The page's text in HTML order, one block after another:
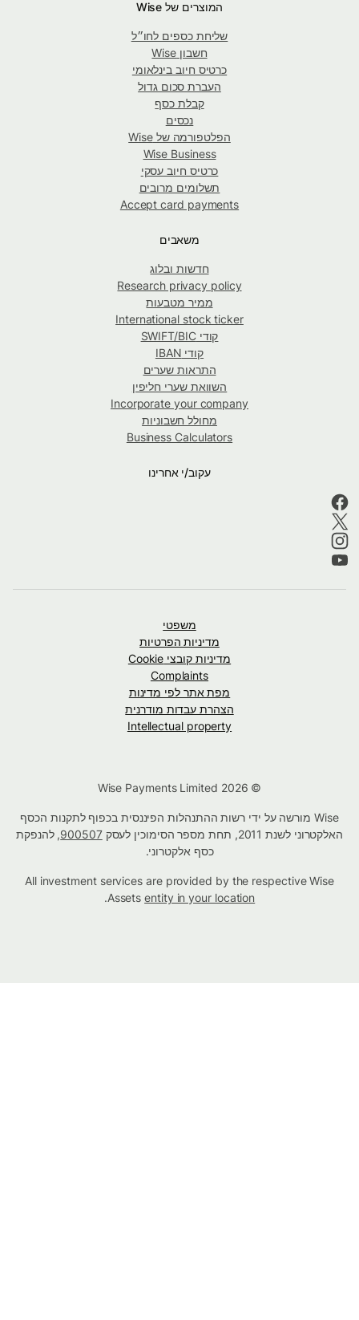
המוצרים של Wise
שליחת כספים לחו״ל
חשבון Wise
כרטיס חיוב בינלאומי
העברת סכום גדול
קבלת כסף
נכסים
הפלטפורמה של Wise
Wise Business
כרטיס חיוב עסקי
תשלומים מרובים
Accept card payments
משאבים
חדשות ובלוג
Research privacy policy
ממיר מטבעות
International stock ticker
קודי SWIFT/BIC
קודי IBAN
התראות שערים
השוואת שערי חליפין
Incorporate your company
מחולל חשבוניות
Business Calculators
עקוב/י אחרינו
משפטי
מדיניות הפרטיות
מדיניות קובצי Cookie
Complaints
מפת אתר לפי מדינות
הצהרת עבדות מודרנית
Intellectual property
Wise מורשה על ידי רשות ההתנהלות הפיננסית בכפוף לתקנות הכסף
האלקטרוני לשנת 2011, תחת מספר הסימוכין לעסק
900507, להנפקת
כסף אלקטרוני.
All investment services are provided by the respective Wise
Assetsentity in your location
.